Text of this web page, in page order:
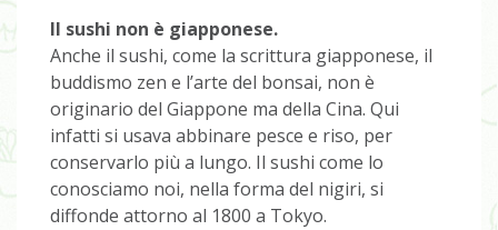
Il sushi non è giapponese.
Anche il sushi, come la scrittura giapponese, il
buddismo zen e l’arte del bonsai, non è
originario del Giappone ma della Cina. Qui
infatti si usava abbinare pesce e riso, per
conservarlo più a lungo. Il sushi come lo
conosciamo noi, nella forma del nigiri, si
diffonde attorno al 1800 a Tokyo.